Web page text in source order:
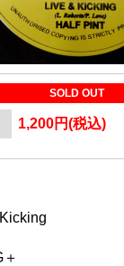
SOLD OUT
1,200円(税込)